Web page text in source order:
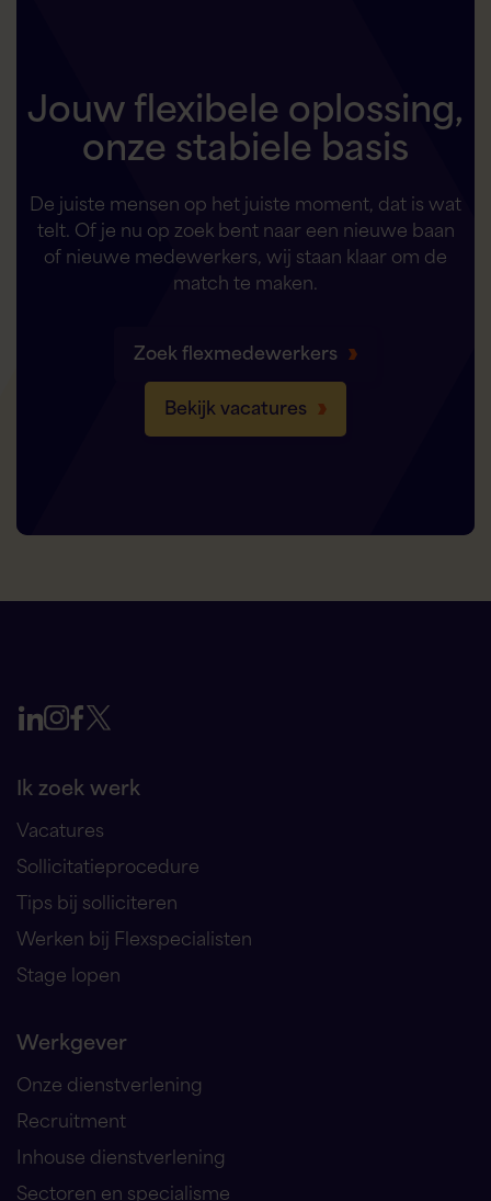
Jouw flexibele oplossing,
onze stabiele basis
De juiste mensen op het juiste moment, dat is wat
telt. Of je nu op zoek bent naar een nieuwe baan
of nieuwe medewerkers, wij staan klaar om de
match te maken.
Zoek flexmedewerkers
Bekijk vacatures
Ik zoek werk
Vacatures
Sollicitatieprocedure
Tips bij solliciteren
Werken bij Flexspecialisten
Stage lopen
Werkgever
Onze dienstverlening
Recruitment
Inhouse dienstverlening
Sectoren en specialisme